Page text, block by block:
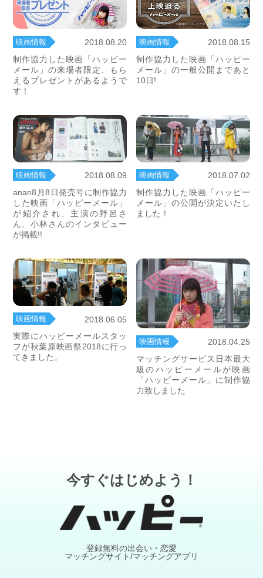
映画情報
2018.08.20
制作協力した映画「ハッピー
メール」の来場者限定、もら
えるプレゼントがあるようで
す！
映画情報
2018.08.15
制作協力した映画「ハッピー
メール」の一般公開まであと
10日!
映画情報
2018.08.09
anan8月8日発売号に制作協力
した映画「ハッピーメール」
が紹介され、主演の野呂さ
ん、小林さんのインタビュー
が掲載!!
映画情報
2018.07.02
制作協力した映画「ハッピー
メール」の公開が決定いたし
ました！
映画情報
2018.06.05
実際にハッピーメールスタッ
フが秋葉原映画祭2018に行っ
てきました。
映画情報
2018.04.25
マッチングサービス日本最大
級のハッピーメールが映画
「ハッピーメール」に制作協
力致しました
今すぐはじめよう！
登録無料の出会い・恋愛
マッチングサイト/マッチングアプリ